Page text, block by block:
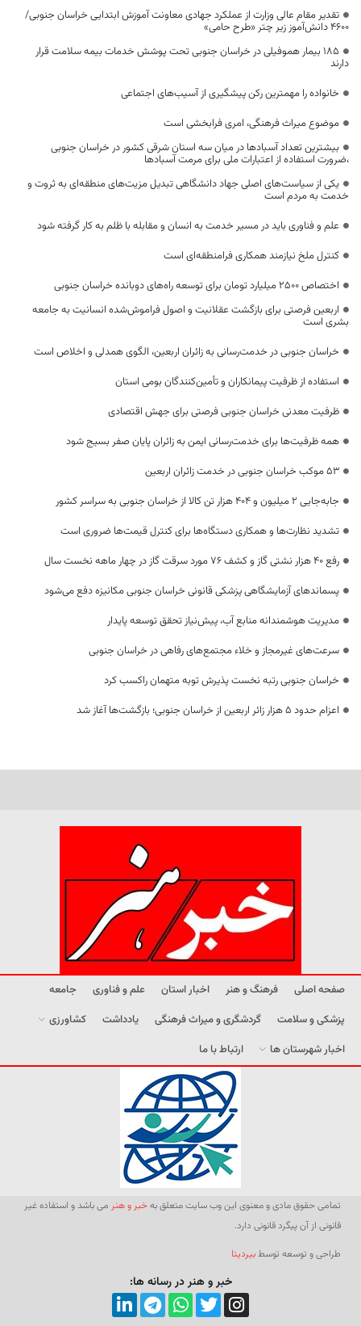
تقدیر مقام عالی وزارت از عملکرد جهادی معاونت آموزش ابتدایی خراسان جنوبی/
۴۶۰۰ دانش‌آموز زیر چتر «طرح حامی»
۱۸۵ بیمار هموفیلی در خراسان جنوبی تحت پوشش خدمات بیمه سلامت قرار
دارند
خانواده را مهمترین رکن پیشگیری از آسیب‌های اجتماعی
موضوع میراث فرهنگی، امری فرابخشی است
بیشترین تعداد آسبادها در میان سه استان شرقی کشور در خراسان جنوبی
،ضرورت استفاده از اعتبارات ملی برای مرمت آسبادها
یکی از سیاست‌های اصلی جهاد دانشگاهی تبدیل مزیت‌های منطقه‌ای به ثروت و
خدمت به مردم است
علم و فناوری باید در مسیر خدمت به انسان و مقابله با ظلم به کار گرفته شود
کنترل ملخ نیازمند همکاری فرامنطقه‌ای است
اختصاص 2500 میلیارد تومان برای توسعه راه‌های دوبانده خراسان جنوبی
اربعین فرصتی برای بازگشت عقلانیت و اصول فراموش‌شده انسانیت به جامعه
بشری است
خراسان جنوبی در خدمت‌رسانی به زائران اربعین، الگوی همدلی و اخلاص است
استفاده از ظرفیت پیمانکاران و تأمین‌کنندگان بومی استان
ظرفیت معدنی خراسان جنوبی فرصتی برای جهش اقتصادی
همه ظرفیت‌ها برای خدمت‌رسانی ایمن به زائران پایان صفر بسیج شود
53 موکب خراسان جنوبی در خدمت زائران اربعین
جابه‌جایی 2 میلیون و 404 هزار تن کالا از خراسان جنوبی به سراسر کشور
تشدید نظارت‌ها و همکاری دستگاه‌ها برای کنترل قیمت‌ها ضروری است
رفع 40 هزار نشتی گاز و کشف 76 مورد سرقت گاز در چهار ماهه نخست سال
پسماندهای آزمایشگاهی پزشکی قانونی خراسان جنوبی مکانیزه دفع می‌شود
مدیریت هوشمندانه منابع آب، پیش‌نیاز تحقق توسعه پایدار
سرعت‌های غیرمجاز و خلاء مجتمع‌های رفاهی در خراسان جنوبی
خراسان جنوبی رتبه نخست پذیرش توبه متهمان راکسب کرد
اعزام حدود 5 هزار زائر اربعین از خراسان جنوبی؛ بازگشت‌ها آغاز شد
صفحه اصلی فرهنگ و هنر اخبار استان علم و فناوری
جامعه
پزشکی و سلامت
گردشگری و میراث فرهنگی یادداشت
کشاورزی
اخبار شهرستان ها
ارتباط با ما
تمامی حقوق مادی و معنوی این وب سایت متعلق بهخبر و هنر می باشد و استفاده غیر
قانونی از آن پیگرد قانونی دارد.
طراحی و توسعه توسطبیردیتا
خبر و هنر در رسانه ها: